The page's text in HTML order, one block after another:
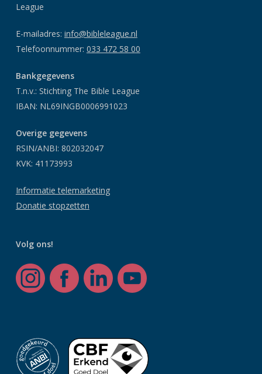
League
E-mailadres: info@bibleleague.nl
Telefoonnummer: 033 472 58 00
Bankgegevens
T.n.v.: Stichting The Bible League
IBAN: NL69INGB0006991023
Overige gegevens
RSIN/ANBI: 802032047
KVK: 41173993
Informatie telemarketing
Donatie stopzetten
Volg ons!